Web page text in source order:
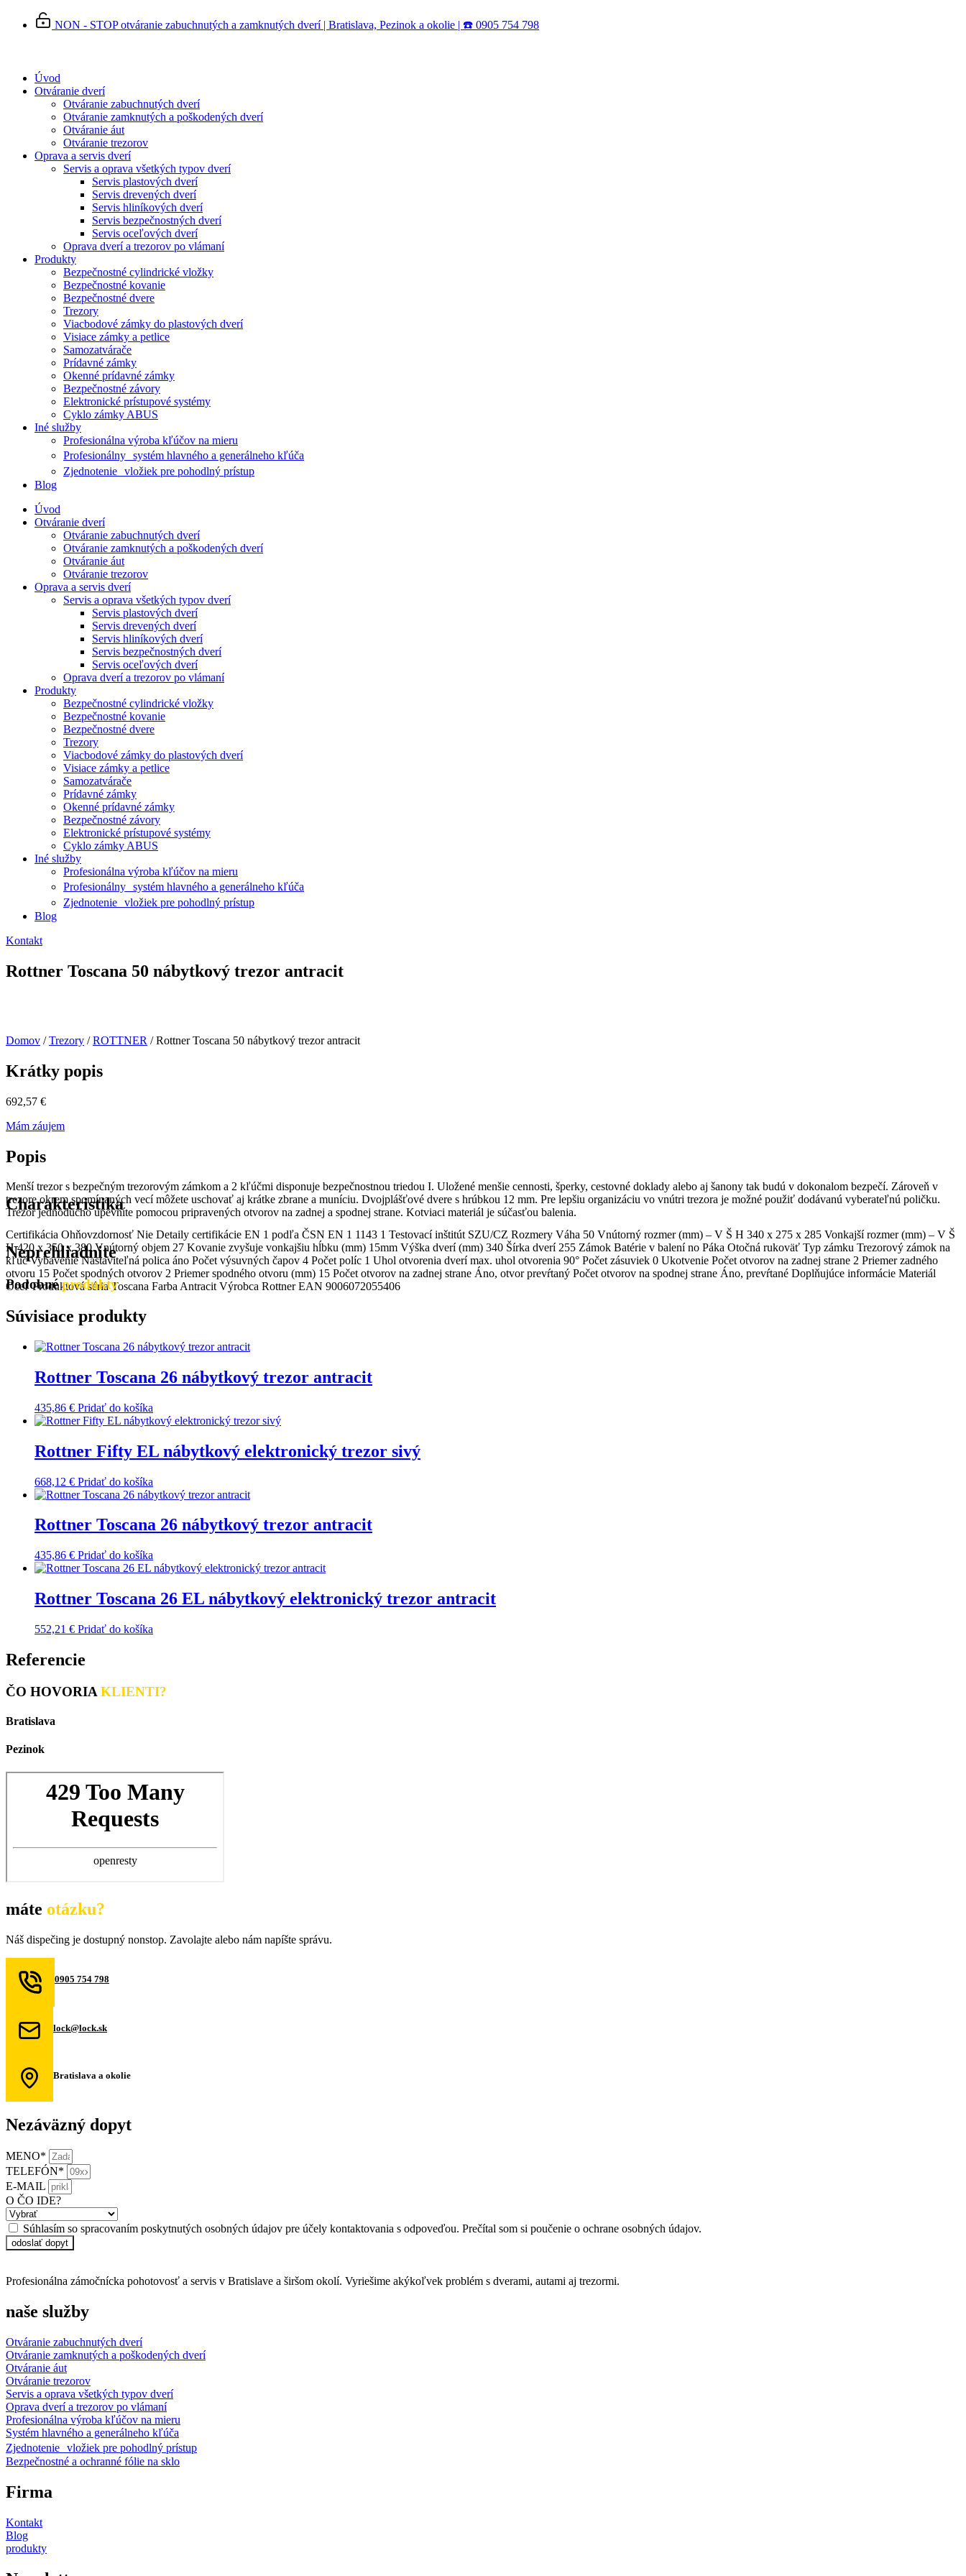
Preskočiť
NON - STOP otváranie zabuchnutých a zamknutých dverí | Bratislava, Pezinok a okolie | ☎️ 0905 754 798
Úvod
Otváranie dverí
Otváranie zabuchnutých dverí
Otváranie zamknutých a poškodených dverí
Otváranie áut
Otváranie trezorov
Oprava a servis dverí
Servis a oprava všetkých typov dverí
Servis plastových dverí
Servis drevených dverí
Servis hliníkových dverí
Servis bezpečnostných dverí
Servis oceľových dverí
Oprava dverí a trezorov po vlámaní
Produkty
Bezpečnostné cylindrické vložky
Bezpečnostné kovanie
Bezpečnostné dvere
Trezory
Viacbodové zámky do plastových dverí
Visiace zámky a petlice
Samozatvárače
Prídavné zámky
Okenné prídavné zámky
Bezpečnostné závory
Elektronické prístupové systémy
Cyklo zámky ABUS
Iné služby
Profesionálna výroba kľúčov na mieru
Profesionálny systém hlavného a generálneho kľúča
Zjednotenie vložiek pre pohodlný prístup
Blog
Úvod
Otváranie dverí
Otváranie zabuchnutých dverí
Otváranie zamknutých a poškodených dverí
Otváranie áut
Otváranie trezorov
Oprava a servis dverí
Servis a oprava všetkých typov dverí
Servis plastových dverí
Servis drevených dverí
Servis hliníkových dverí
Servis bezpečnostných dverí
Servis oceľových dverí
Oprava dverí a trezorov po vlámaní
Produkty
Bezpečnostné cylindrické vložky
Bezpečnostné kovanie
Bezpečnostné dvere
Trezory
Viacbodové zámky do plastových dverí
Visiace zámky a petlice
Samozatvárače
Prídavné zámky
Okenné prídavné zámky
Bezpečnostné závory
Elektronické prístupové systémy
Cyklo zámky ABUS
Iné služby
Profesionálna výroba kľúčov na mieru
Profesionálny systém hlavného a generálneho kľúča
Zjednotenie vložiek pre pohodlný prístup
Blog
Kontakt
Rottner Toscana 50 nábytkový trezor antracit
Domov /Trezory /ROTTNER / Rottner Toscana 50 nábytkový trezor antracit
Krátky popis
692,57 €
Mám záujem
Popis
Menší trezor s bezpečným trezorovým zámkom a 2 kľúčmi disponuje bezpečnostnou triedou I. Uložené menšie cennosti, šperky, cestovné doklady alebo aj šanony tak budú v dokonalom bezpečí. Zároveň v
trezore okrem spomínaných vecí môžete uschovať aj krátke zbrane a muníciu. Dvojplášťové dvere s hrúbkou 12 mm. Pre lepšiu organizáciu vo vnútri trezora je možné použiť dodávanú vyberateľnú poličku.
Trezor jednoducho upevníte pomocou pripravených otvorov na zadnej a spodnej strane. Kotviaci materiál je súčasťou balenia.
Charakteristika
Certifikácia Ohňovzdornosť Nie Detaily certifikácie EN 1 podľa ČSN EN 1 1143 1 Testovací inštitút SZU/CZ Rozmery Váha 50 Vnútorný rozmer (mm) – V Š H 340 x 275 x 285 Vonkajší rozmer (mm) – V Š
H 420 x 350 x 380 Vnútorný objem 27 Kovanie zvyšuje vonkajšiu hĺbku (mm) 15mm Výška dverí (mm) 340 Šírka dverí 255 Zámok Batérie v balení no Páka Otočná rukoväť Typ zámku Trezorový zámok na
kľúč Vybavenie Nastaviteľná polica áno Počet výsuvných čapov 4 Počet políc 1 Uhol otvorenia dverí max. uhol otvorenia 90° Počet zásuviek 0 Ukotvenie Počet otvorov na zadnej strane 2 Priemer zadného
otvoru 15 Počet spodných otvorov 2 Priemer spodného otvoru (mm) 15 Počet otvorov na zadnej strane Áno, otvor prevŕtaný Počet otvorov na spodnej strane Áno, prevŕtané Doplňujúce informácie Materiál
Oceľ Produktová séria Toscana Farba Antracit Výrobca Rottner EAN 9006072055406
Neprehliadnite
Podobnéprodukty
Súvisiace produkty
Rottner Toscana 26 nábytkový trezor antracit
435,86 € Pridať do košíka
Rottner Fifty EL nábytkový elektronický trezor sivý
668,12 € Pridať do košíka
Rottner Toscana 26 nábytkový trezor antracit
435,86 € Pridať do košíka
Rottner Toscana 26 EL nábytkový elektronický trezor antracit
552,21 € Pridať do košíka
Referencie
ČO HOVORIA KLIENTI?
Bratislava
Pezinok
máte otázku?
Náš dispečing je dostupný nonstop. Zavolajte alebo nám napíšte správu.
0905 754 798
lock@lock.sk
Bratislava a okolie
Nezáväzný dopyt
MENO*
TELEFÓN*
E-MAIL
O ČO IDE?
Súhlasím so spracovaním poskytnutých osobných údajov pre účely kontaktovania s odpoveďou. Prečítal som si poučenie o ochrane osobných údajov.
odoslať dopyt
Profesionálna zámočnícka pohotovosť a servis v Bratislave a širšom okolí. Vyriešime akýkoľvek problém s dverami, autami aj trezormi.
naše služby
Otváranie zabuchnutých dverí
Otváranie zamknutých a poškodených dverí
Otváranie áut
Otváranie trezorov
Servis a oprava všetkých typov dverí
Oprava dverí a trezorov po vlámaní
Profesionálna výroba kľúčov na mieru
Systém hlavného a generálneho kľúča
Zjednotenie vložiek pre pohodlný prístup
Bezpečnostné a ochranné fólie na sklo
Firma
Kontakt
Blog
produkty